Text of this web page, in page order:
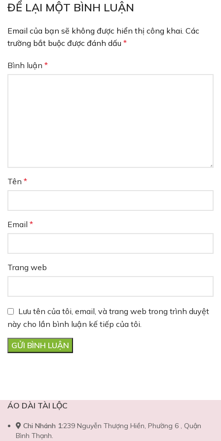
ĐỂ LẠI MỘT BÌNH LUẬN
Email của bạn sẽ không được hiển thị công khai. Các
trường bắt buộc được đánh dấu *
Bình luận *
Tên *
Email *
Trang web
Lưu tên của tôi, email, và trang web trong trình duyệt
này cho lần bình luận kế tiếp của tôi.
ÁO DÀI TÀI LỘC
Chi Nhánh 1:239 Nguyễn Thượng Hiền, Phường 6 , Quận
Bình Thạnh.